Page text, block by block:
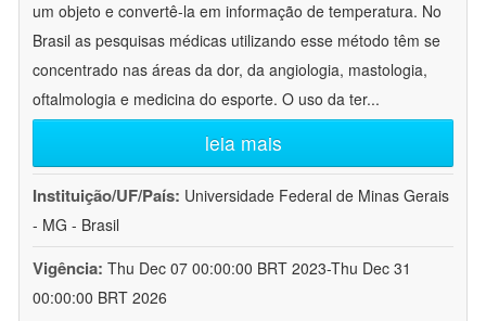
um objeto e convertê-la em informação de temperatura. No
Brasil as pesquisas médicas utilizando esse método têm se
concentrado nas áreas da dor, da angiologia, mastologia,
oftalmologia e medicina do esporte. O uso da ter...
leia mais
Instituição/UF/País: Universidade Federal de Minas Gerais
- MG - Brasil
Vigência: Thu Dec 07 00:00:00 BRT 2023-Thu Dec 31
00:00:00 BRT 2026